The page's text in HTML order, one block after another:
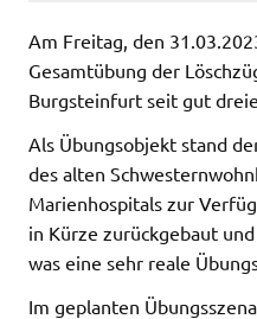
Am Freitag, den
Gesamtübung der
Burgsteinfurt seit gut
Als Übungsobjekt stand
des alten
Marienhospitals zur
in Kürze zurückgebaut
was eine sehr reale
Im geplanten